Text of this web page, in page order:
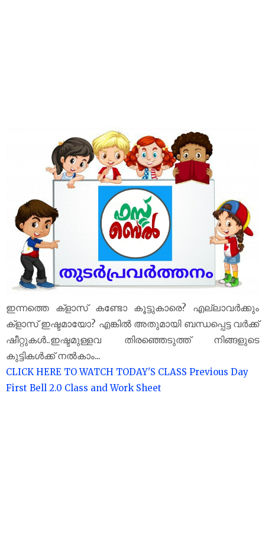
ഇന്നത്തെ ക്‌ളാസ് കണ്ടോ കൂട്ടുകാരെ? എല്ലാവർക്കും
ക്‌ളാസ് ഇഷ്ടമായോ? എങ്കിൽ അതുമായി ബന്ധപ്പെട്ട വർക്ക്
ഷീറ്റുകൾ..ഇഷ്ടമുള്ളവ തിരഞ്ഞെടുത്ത് നിങ്ങളുടെ
കുട്ടികൾക്ക് നൽകാം...
CLICK HERE TO WATCH TODAY'S CLASS Previous Day
First Bell 2.0 Class and Work Sheet